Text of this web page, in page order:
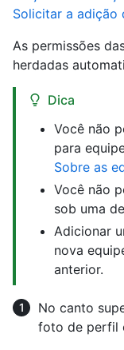
Solicitar a adição
As permissões
herdadas
Dica
Você não
para
Sobre as
Você não
sob uma
Adicionar
nova
anterior.
No canto
foto de perfil